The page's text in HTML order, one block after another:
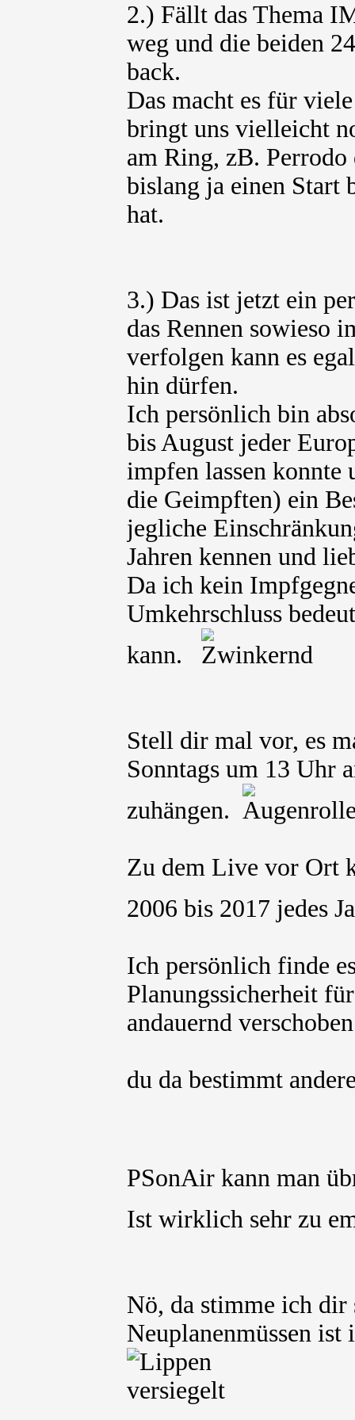
2.) Fällt das Thema
weg und die beiden
back.
Das macht es für
bringt uns vielleicht
am Ring, zB. Perrodo
bislang ja einen Start
hat.
3.) Das ist jetzt ein
das Rennen sowieso
verfolgen kann es
hin dürfen.
Ich persönlich bin
bis August jeder
impfen lassen
die Geimpften) ein
jegliche
Jahren kennen und
Da ich kein
Umkehrschluss
kann.
Stell dir mal vor, es
Sonntags um 13 Uhr
zuhängen.
Zu dem Live vor Ort
2006 bis 2017 jedes
Ich persönlich finde
Planungssicherheit
andauernd
du da bestimmt
PSonAir kann man
Ist wirklich sehr zu
Nö, da stimme ich dir
Neuplanenmüssen